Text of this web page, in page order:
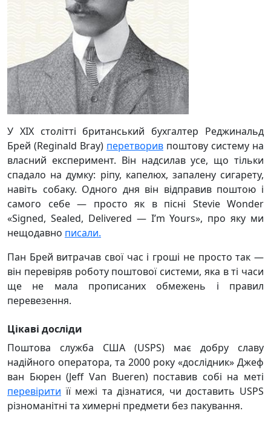
У ХІХ столітті британський бухгалтер Реджинальд
Брей (Reginald Bray) перетворив поштову систему на
власний експеримент. Він надсилав усе, що тільки
спадало на думку: ріпу, капелюх, запалену сигарету,
навіть собаку. Одного дня він відправив поштою і
самого себе — просто як в пісні Stevie Wonder
«Signed, Sealed, Delivered — I’m Yours», про яку ми
нещодавно писали.
Пан Брей витрачав свої час і гроші не просто так —
він перевіряв роботу поштової системи, яка в ті часи
ще не мала прописаних обмежень і правил
перевезення.
Цікаві досліди
Поштова служба США (USPS) має добру славу
надійного оператора, та 2000 року «дослідник» Джеф
ван Бюрен (Jeff Van Bueren) поставив собі на меті
перевірити її межі та дізнатися, чи доставить USPS
різноманітні та химерні предмети без пакування.